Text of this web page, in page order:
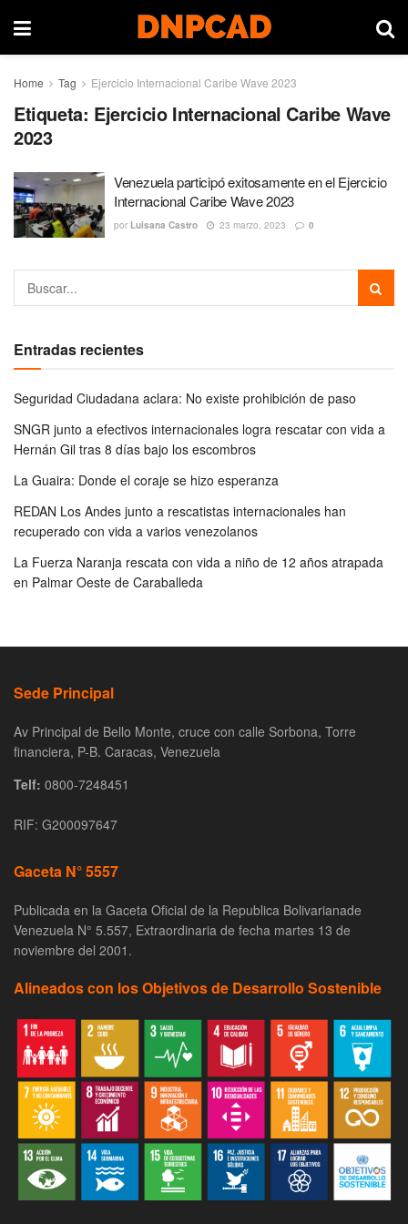
Home Tag Ejercicio Internacional Caribe Wave 2023
Etiqueta: Ejercicio Internacional Caribe Wave
2023
Venezuela participó exitosamente en el Ejercicio
Internacional Caribe Wave 2023
por Luisana Castro 23 marzo, 2023 0
Entradas recientes
Seguridad Ciudadana aclara: No existe prohibición de paso
SNGR junto a efectivos internacionales logra rescatar con vida a
Hernán Gil tras 8 días bajo los escombros
La Guaira: Donde el coraje se hizo esperanza
REDAN Los Andes junto a rescatistas internacionales han
recuperado con vida a varios venezolanos
La Fuerza Naranja rescata con vida a niño de 12 años atrapada
en Palmar Oeste de Caraballeda
Sede Principal
Av Principal de Bello Monte, cruce con calle Sorbona, Torre
financiera, P-B. Caracas, Venezuela
Telf: 0800-7248451
RIF: G200097647
Gaceta N° 5557
Publicada en la Gaceta Oficial de la Republica Bolivarianade
Venezuela N° 5.557, Extraordinaria de fecha martes 13 de
noviembre del 2001.
Alineados con los Objetivos de Desarrollo Sostenible